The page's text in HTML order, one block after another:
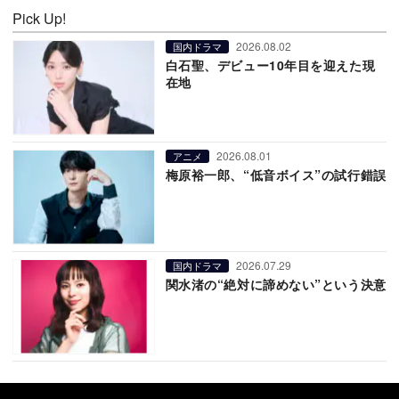
Pick Up!
国内ドラマ 2026.08.02
白石聖、デビュー10年目を迎えた現
在地
アニメ 2026.08.01
梅原裕一郎、“低音ボイス”の試行錯誤
国内ドラマ 2026.07.29
関水渚の“絶対に諦めない”という決意